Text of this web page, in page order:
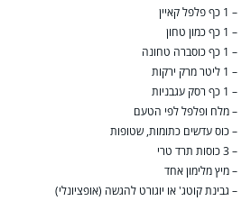
– 1 כף פלפל קאיין
– 1 כף כמון טחון
– 1 כף כוסברה טחונה
– 1 ליטר מרק ירקות
– 1 כף רסק עגבניות
– מלח ופלפל לפי הטעם
– כוס עדשים כתומות, שטופות
– 3 כוסות תרד טרי
– מיץ מלימון אחד
– גבינת קוטג' או יוגורט להגשה (אופציונלי)